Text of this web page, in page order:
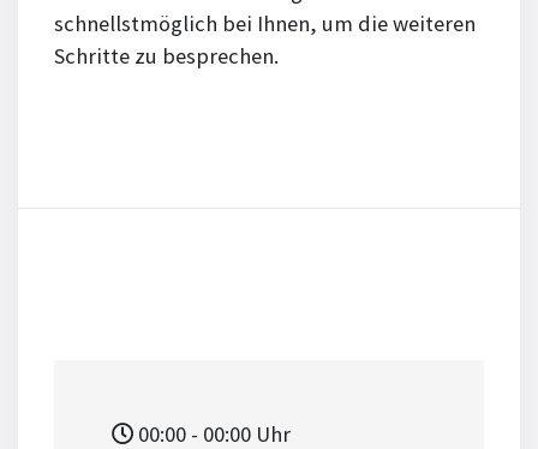
schnellstmöglich bei Ihnen, um die weiteren
Schritte zu besprechen.
00:00 - 00:00 Uhr